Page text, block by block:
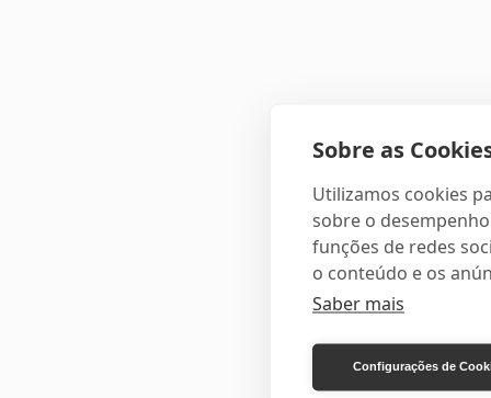
Sobre as
Utilizamos cookies
sobre o
funções de redes
o conteúdo e os
Saber mais
Configurações de